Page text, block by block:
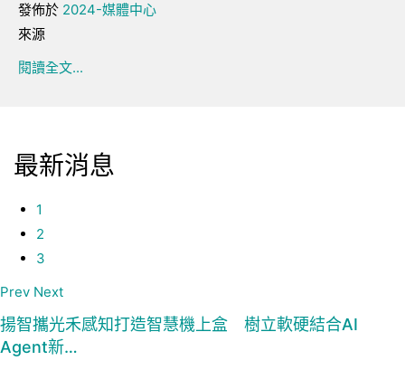
發佈於 2024-媒體中心
來源
閱讀全文...
最新消息
1
2
3
Prev Next
揚智攜光禾感知打造智慧機上盒 樹立軟硬結合AI
Agent新…